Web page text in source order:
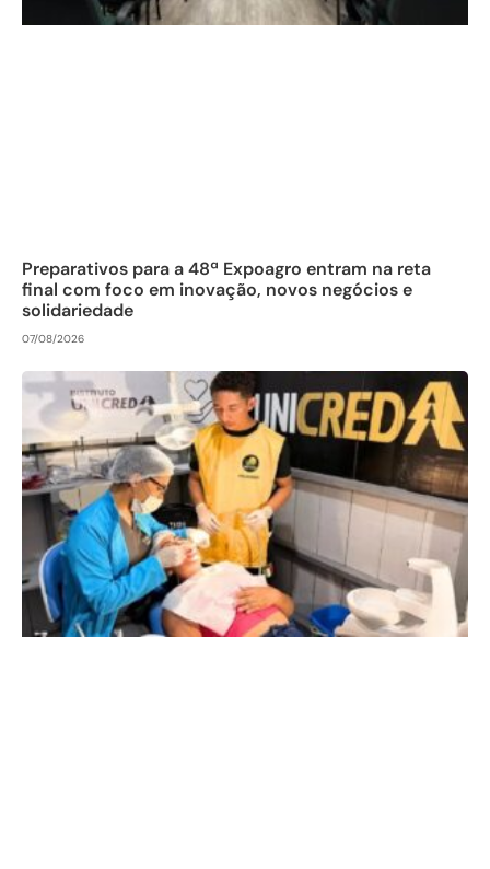
Preparativos para a 48ª Expoagro entram na reta
final com foco em inovação, novos negócios e
solidariedade
07/08/2026